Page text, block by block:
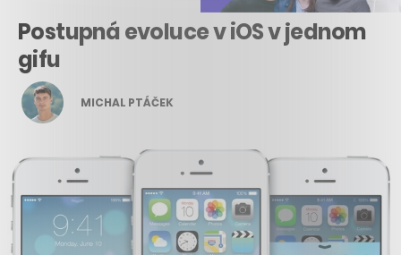
Postupná evoluce v iOS v jednom
gifu
MICHAL PTÁČEK